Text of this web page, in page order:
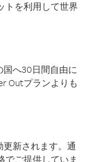
トを利用して世界
へ30日間自由に
Outプランよりも
新されます。通
でご提供していま